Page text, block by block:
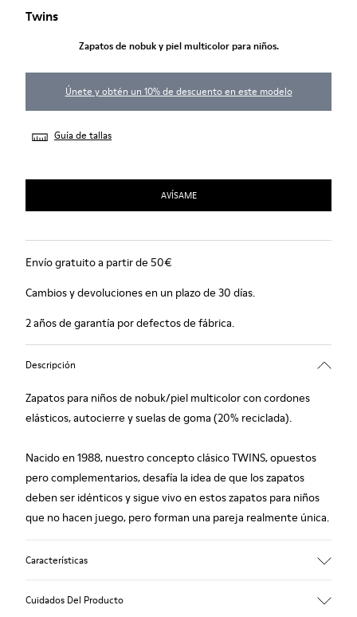
Twins
Zapatos de nobuk y piel multicolor para niños.
Únete y obtén un 10% de descuento en este modelo
Guía de tallas
AVÍSAME
Envío gratuito a partir de 50€
Cambios y devoluciones en un plazo de 30 días.
2 años de garantía por defectos de fábrica.
Descripción
Zapatos para niños de nobuk/piel multicolor con cordones
elásticos, autocierre y suelas de goma (20% reciclada).
Nacido en 1988, nuestro concepto clásico TWINS, opuestos
pero complementarios, desafía la idea de que los zapatos
deben ser idénticos y sigue vivo en estos zapatos para niños
que no hacen juego, pero forman una pareja realmente única.
Características
Cuidados Del Producto